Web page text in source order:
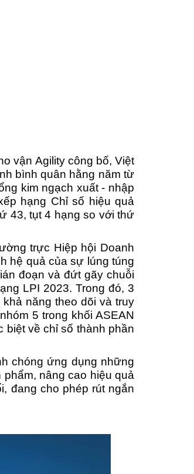
vận Agility công bố, Việt
bình quân hằng năm từ
kim ngạch xuất - nhập
hạng Chỉ số hiệu quả
43, tụt 4 hạng so với thứ
trực Hiệp hội Doanh
hệ quả của sự lúng túng
đoạn và đứt gãy chuỗi
LPI 2023. Trong đó, 3
năng theo dõi và truy
5 trong khối ASEAN
biệt về chỉ số thành phần
chóng ứng dụng những
nâng cao hiệu quả
đang cho phép rút ngắn